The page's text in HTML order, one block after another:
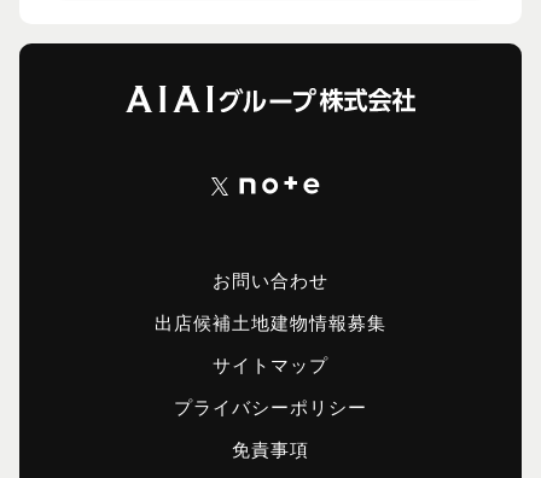
お問い合わせ
出店候補土地建物情報募集
サイトマップ
プライバシーポリシー
免責事項